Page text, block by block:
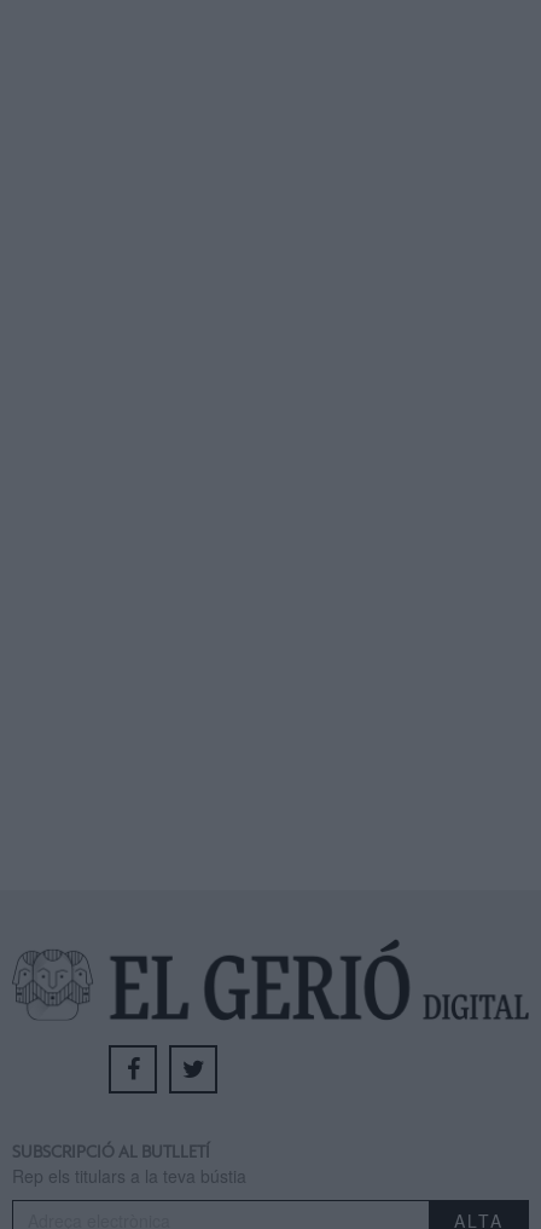
SUBSCRIPCIÓ AL BUTLLETÍ
Rep els titulars a la teva bústia